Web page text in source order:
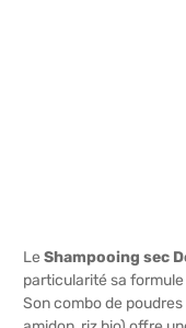
Le Shampooing sec
particularité sa
Son combo de